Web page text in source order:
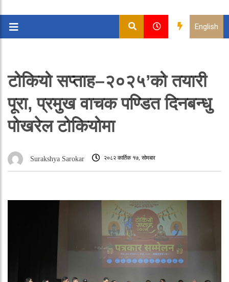
English
टोकियो सप्ताह–२०२५’को तयारी
पूरा, प्रमुख वाचक पण्डित दिनबन्धु
पोखरेल टोकियोमा
Surakshya Sarokar २०८२ कार्तिक १७, सोमबार